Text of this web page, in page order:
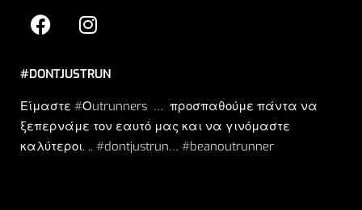
#DONTJUSTRUN
Είμαστε #Οutrunners … προσπαθούμε πάντα να
ξεπερνάμε τον εαυτό μας και να γινόμαστε
καλύτεροι. .. #dontjustrun… #beanoutrunner